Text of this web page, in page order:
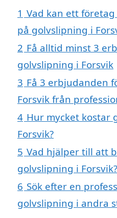
1 Vad kan ett
på golvslipning i
2 Få alltid minst 3
golvslipning i Forsvik
3 Få 3 erbjudanden
Forsvik från
4 Hur mycket kostar
Forsvik?
5 Vad hjälper till att
golvslipning i Forsvik?
6 Sök efter en
golvslipning i andra